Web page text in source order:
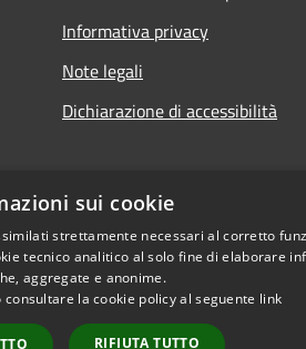
Informativa privacy
Note legali
Dichiarazione di accessibilità
sui cookie
strettamente necessari al corretto
tecnico analitico al solo fine di elaborare
aggregate e anonime.
la cookie policy al seguente link
RIFIUTA TUTTO